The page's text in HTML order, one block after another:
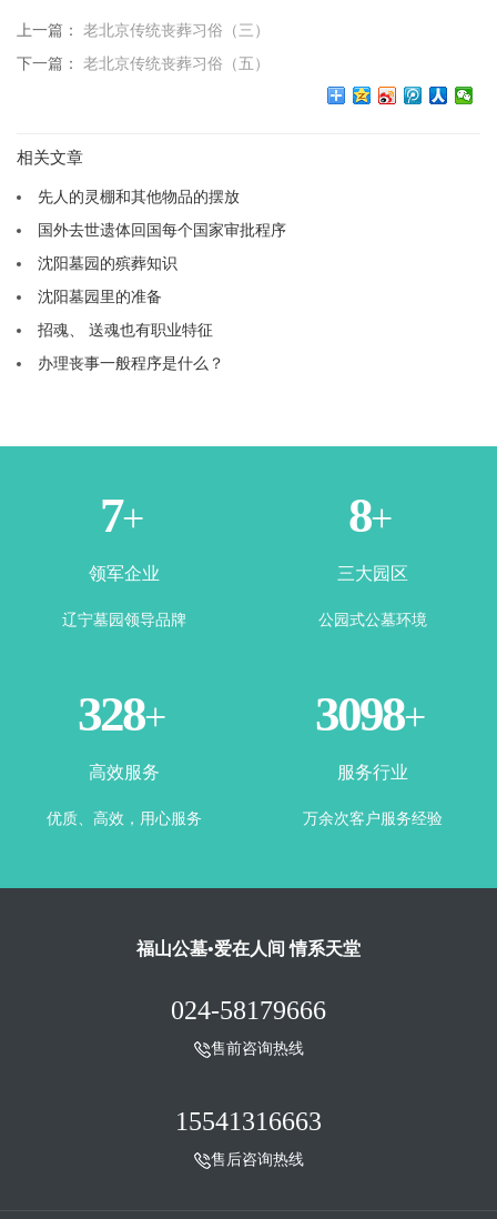
上一篇： 老北京传统丧葬习俗（三）
下一篇： 老北京传统丧葬习俗（五）
相关文章
先人的灵棚和其他物品的摆放
国外去世遗体回国每个国家审批程序
沈阳墓园的殡葬知识
沈阳墓园里的准备
招魂、 送魂也有职业特征
办理丧事一般程序是什么？
1+
领军企业
辽宁墓园领导品牌
3+
三大园区
公园式公墓环境
365+
高效服务
优质、高效，用心服务
3500+
服务行业
万余次客户服务经验
福山公墓•爱在人间 情系天堂
024-58179666
售前咨询热线
15541316663
售后咨询热线